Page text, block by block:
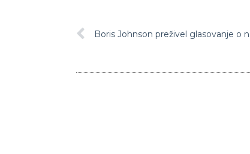
Boris Johnson preživel glasovanje o